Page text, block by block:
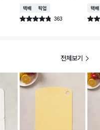
택배배송매장픽업
별점 4.8점 363
건 작성
형
택배
별점
전체보기